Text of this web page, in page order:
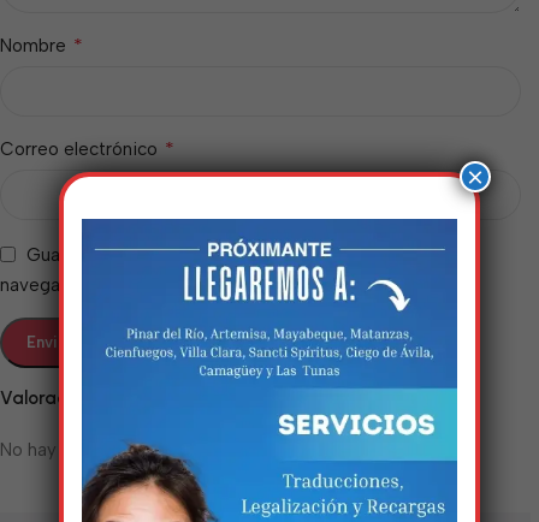
Valoraciones
No hay valoraciones aún.
Nombre *
Correo electrónico *
Guarda mi nombre, correo electrónico y web en este
navegador para la próxima vez que comente.
×
Estamos trabalhando
nisso!
Em breve, esta página estará
disponível com novidades